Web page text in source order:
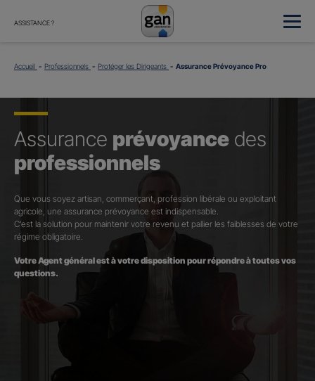
ASSISTANCE ?
Accueil Professionnels Protéger les Dirigeants Assurance Prévoyance Pro
Assurance prévoyance des
professionnels
Que vous soyez artisan, commerçant, profession libérale ou exploitant
agricole, une assurance prévoyance est indispensable.
C’est la solution pour maintenir votre revenu et pallier les faiblesses de votre
régime obligatoire.
Votre Agent général est à votre disposition pour répondre à toutes vos
questions.